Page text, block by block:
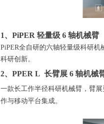
1、PiPER 轻量级 6 轴机械
PiPER全自研的六轴轻量级科研
科研创新。
2、PPER L 长臂展 6 轴机械
一款长工作半径科研机械臂，臂
作与移动平台集成。